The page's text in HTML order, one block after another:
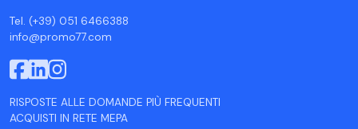
Tel. (+39) 051 6466388
info@promo77.com
RISPOSTE ALLE DOMANDE PIÙ FREQUENTI
ACQUISTI IN RETE MEPA